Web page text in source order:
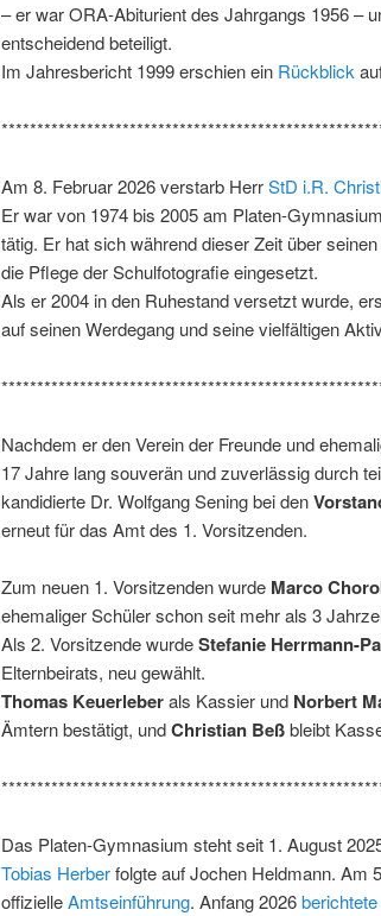
– er war ORA-Abiturient des Jahrgangs 1956 –
entscheidend beteiligt.
Im Jahresbericht 1999 erschien ein Rückblick
Am 8. Februar 2026 verstarb HerrStD i.R.
Er war von 1974 bis 2005 am Platen-
tätig. Er hat sich während dieser Zeit über
die Pflege der Schulfotografie eingesetzt.
Als er 2004 in den Ruhestand versetzt wurde,
auf seinen Werdegang und seine vielfältigen
Nachdem er den Verein der Freunde und
17 Jahre lang souverän und zuverlässig durch
kandidierte Dr. Wolfgang Sening bei den
erneut für das Amt des 1. Vorsitzenden.
Zum neuen 1. Vorsitzenden wurde Marco
ehemaliger Schüler schon seit mehr als 3
Als 2. Vorsitzende wurdeStefanie Herrmann-
Elternbeirats, neu gewählt.
Thomas Keuerleberals Kassier und Norbert
Ämtern bestätigt, undChristian Beßbleibt
Das Platen-Gymnasium steht seit 1. August
Tobias Herberfolgte auf Jochen Heldmann. Am
offizielleAmtseinführung. Anfang 2026